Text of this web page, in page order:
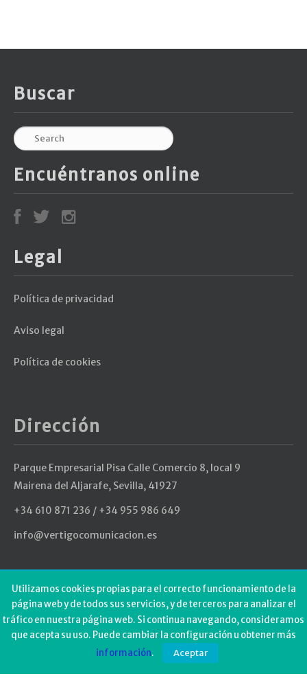
Buscar
Encuéntranos online
Legal
Política de privacidad
Aviso legal
Política de cookies
Dirección
Parque Empresarial Pisa Calle Comercio 8, local 9
Mairena del Aljarafe, Sevilla, 41927
+34 610 871 236 / +34 955 986 649
info@vertigocomunicacion.es
Últimos Tweets
Could not authenticate you.
Utilizamos cookies propias para el correcto funcionamiento de la
página web y de todos sus servicios, y de terceros para analizar el
tráfico en nuestra página web. Si continua navegando, consideramos
que acepta su uso. Puede cambiar la configuración u obtener más
información. Aceptar